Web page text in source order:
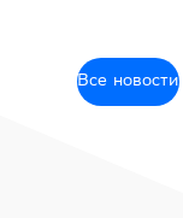
Все новости